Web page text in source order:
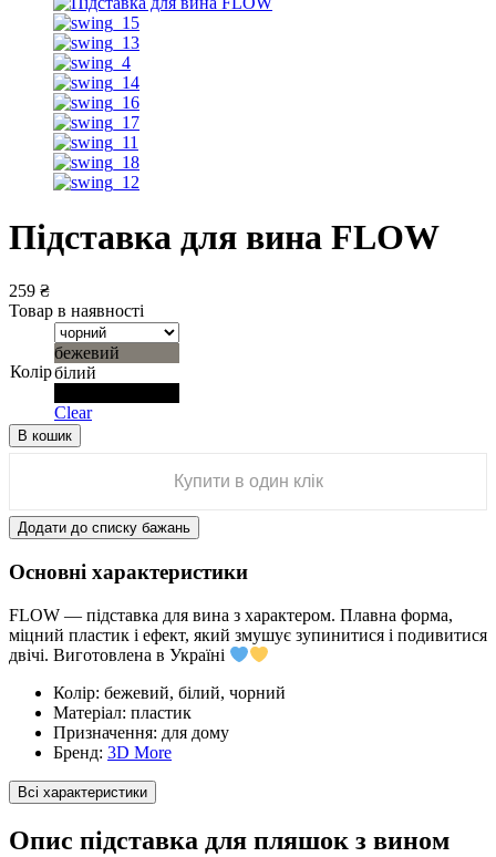
Підставка для вина FLOW
259 ₴
Товар в наявності
Колір
бежевий
білий
Clear
В кошик
Купити в один клік
Додати до списку бажань
Основні характеристики
FLOW — підставка для вина з характером. Плавна форма,
міцний пластик і ефект, який змушує зупинитися і подивитися
двічі. Виготовлена в Україні
Колір: бежевий, білий, чорний
Матеріал: пластик
Призначення: для дому
Бренд: 3D More
Всі характеристики
Опис підставка для пляшок з вином